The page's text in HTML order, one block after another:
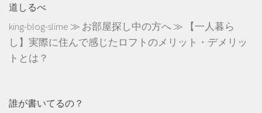
道しるべ
king-blog-slime ≫ お部屋探し中の方へ≫
【一人暮ら
し】実際に住んで感じたロフトのメリット・デメリッ
トとは？
誰が書いてるの？